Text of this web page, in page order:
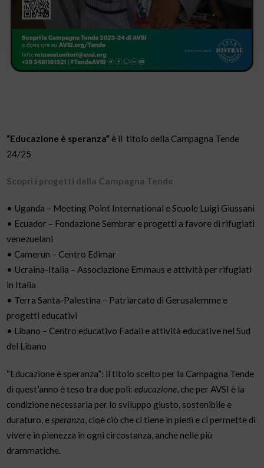
“Educazione è speranza” è il titolo della Campagna Tende
24/25
Scopri i progetti della Campagna Tende
• Uganda – Meeting Point International e Scuole Luigi Giussani
• Ecuador – Fondazione Sembrar e progetti a favore di rifugiati
venezuelani
• Camerun – Centro Edimar
• Ucraina-Italia – Associazione Emmaus e attività per rifugiati
in Italia
• Terra Santa-Palestina – Patriarcato di Gerusalemme e
progetti educativi
• Libano – Centro educativo Fadaii e attività educative nel Sud
del Libano
“Educazione è speranza”: il titolo scelto per la Campagna Tende
di quest’anno è teso tra due poli:educazione, che per AVSI è la
condizione necessaria per lo sviluppo giusto, sostenibile e
duraturo, esperanza, cioè ciò che ci tiene in piedi e ci permette di
vivere in pienezza in ogni circostanza, anche nelle più
drammatiche.